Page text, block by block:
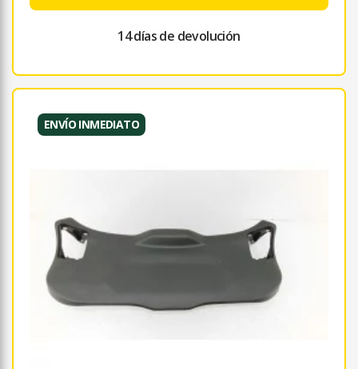
14 días de devolución
ENVÍO INMEDIATO